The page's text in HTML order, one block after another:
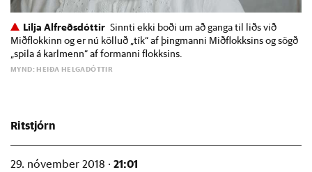
Lilja Alfreðsdóttir Sinnti ekki boði um að ganga til liðs við
Miðflokkinn og er nú kölluð „tík“ af þingmanni Miðflokksins og sögð
„spila á karlmenn“ af formanni flokksins.
MYND: HEIÐA HELGADÓTTIR
Ritstjórn
29. nóvember 2018 · 21:01